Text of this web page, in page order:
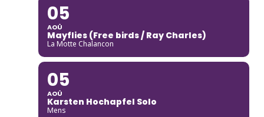
05
AOÛ
Mayflies (Free birds / Ray Charles)
La Motte Chalancon
05
AOÛ
Karsten Hochapfel Solo
Mens